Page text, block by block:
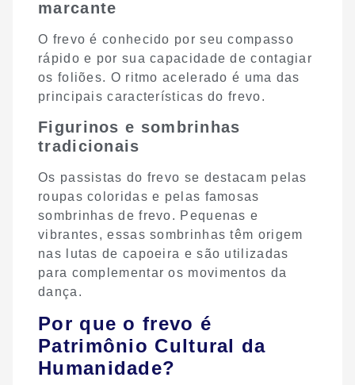
marcante
O frevo é conhecido por seu compasso
rápido e por sua capacidade de contagiar
os foliões. O ritmo acelerado é uma das
principais características do frevo.
Figurinos e sombrinhas
tradicionais
Os passistas do frevo se destacam pelas
roupas coloridas e pelas famosas
sombrinhas de frevo. Pequenas e
vibrantes, essas sombrinhas têm origem
nas lutas de capoeira e são utilizadas
para complementar os movimentos da
dança.
Por que o frevo é
Patrimônio Cultural da
Humanidade?